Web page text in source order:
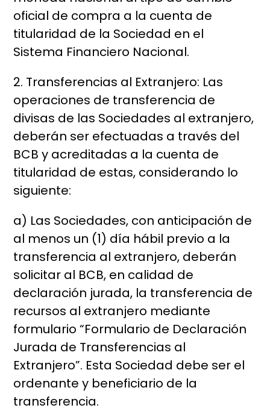
oficial de compra a la cuenta de
titularidad de la Sociedad en el
Sistema Financiero Nacional.
2. Transferencias al Extranjero: Las
operaciones de transferencia de
divisas de las Sociedades al extranjero,
deberán ser efectuadas a través del
BCB y acreditadas a la cuenta de
titularidad de estas, considerando lo
siguiente:
a) Las Sociedades, con anticipación de
al menos un (1) día hábil previo a la
transferencia al extranjero, deberán
solicitar al BCB, en calidad de
declaración jurada, la transferencia de
recursos al extranjero mediante
formulario “Formulario de Declaración
Jurada de Transferencias al
Extranjero”. Esta Sociedad debe ser el
ordenante y beneficiario de la
transferencia.